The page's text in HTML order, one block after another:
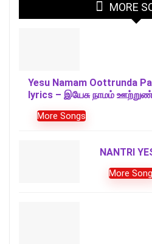
MORE
Yesu Namam Oottrunda
lyrics – இயேசு நாமம்
More Songs
NANTRI
More